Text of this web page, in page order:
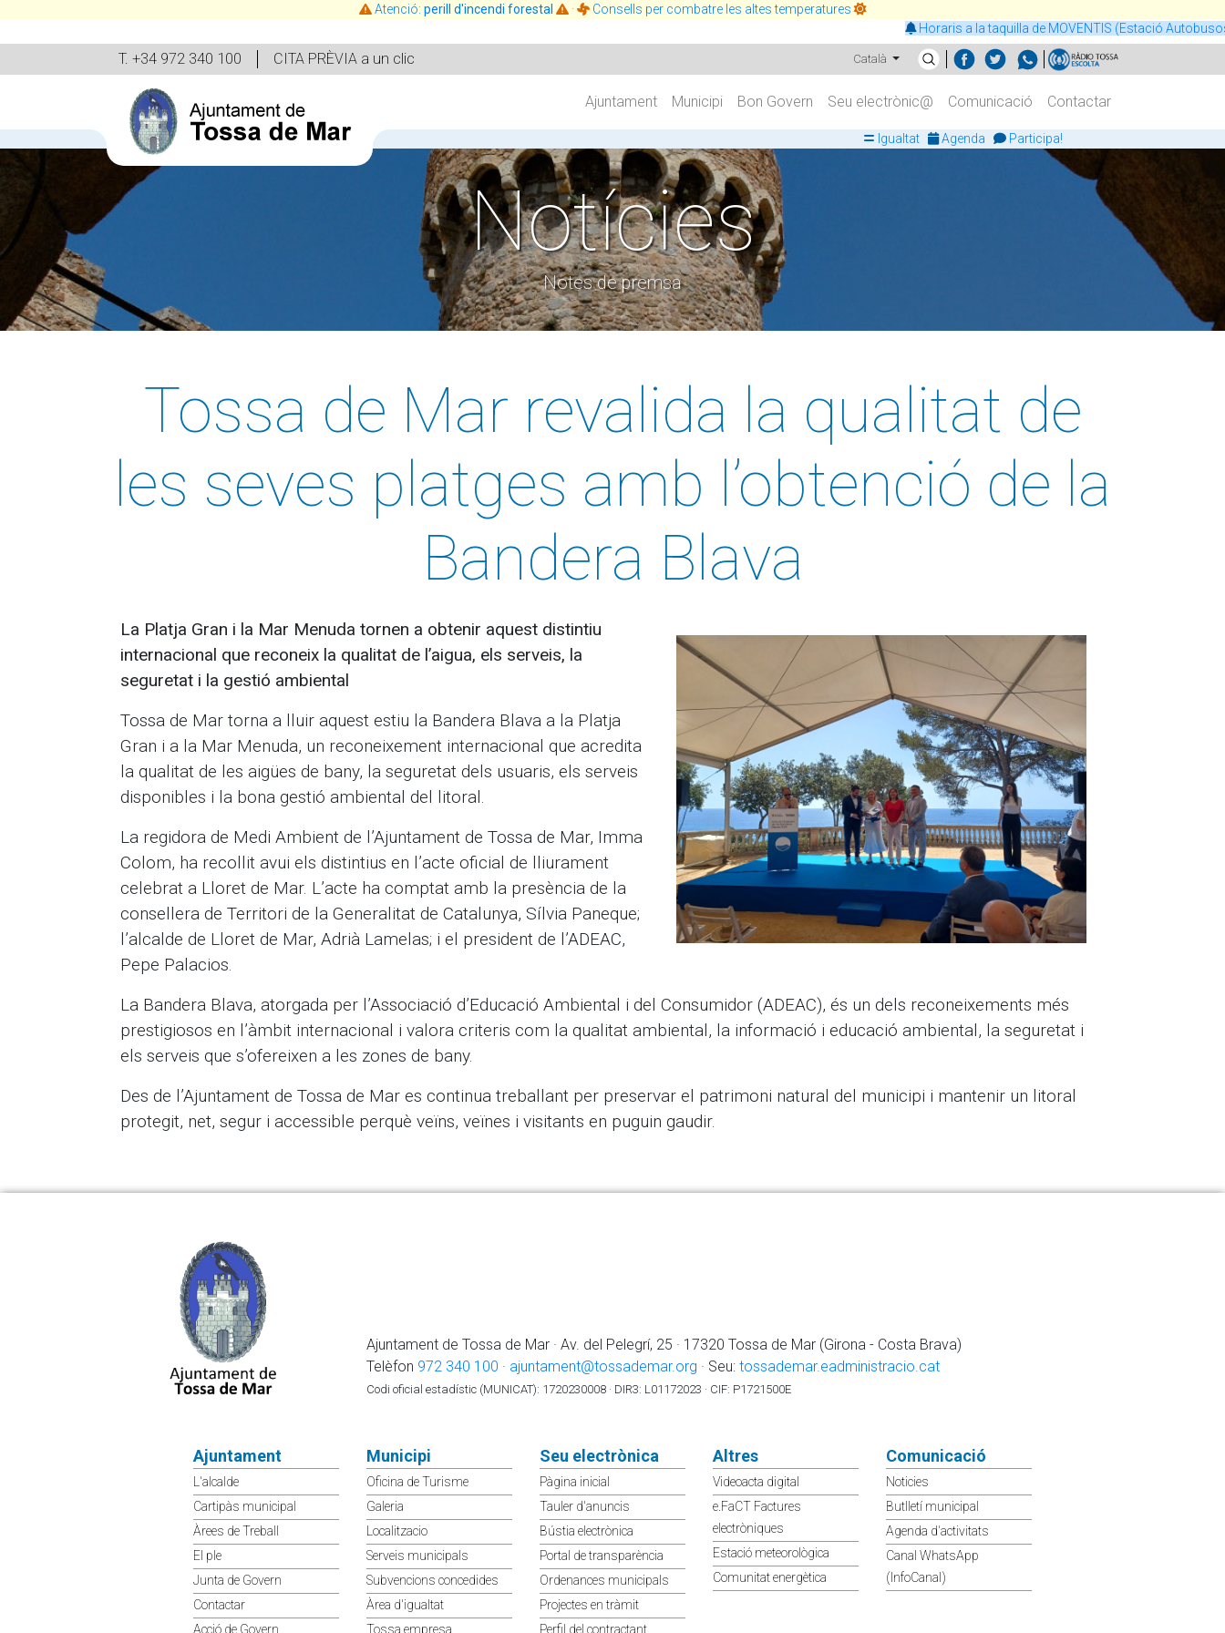
Atenció: perill d'incendi forestal ·
Consells per combatre les altes temperatures
Horaris a la taquilla de MOVENTIS (Estació Autobusos de
T. +34 972 340 100 CITA PRÈVIA a un clic Català
Ajuntament Municipi Bon Govern Seu electrònic@ Comunicació Contactar
Igualtat Agenda Participa!
Notícies
Notes de premsa
Tossa de Mar revalida la qualitat de
les seves platges amb l’obtenció de la
Bandera Blava
La Platja Gran i la Mar Menuda tornen a obtenir aquest distintiu
internacional que reconeix la qualitat de l’aigua, els serveis, la
seguretat i la gestió ambiental
Tossa de Mar torna a lluir aquest estiu la Bandera Blava a la Platja
Gran i a la Mar Menuda, un reconeixement internacional que acredita
la qualitat de les aigües de bany, la seguretat dels usuaris, els serveis
disponibles i la bona gestió ambiental del litoral.
La regidora de Medi Ambient de l’Ajuntament de Tossa de Mar, Imma
Colom, ha recollit avui els distintius en l’acte oficial de lliurament
celebrat a Lloret de Mar. L’acte ha comptat amb la presència de la
consellera de Territori de la Generalitat de Catalunya, Sílvia Paneque;
l’alcalde de Lloret de Mar, Adrià Lamelas; i el president de l’ADEAC,
Pepe Palacios.
La Bandera Blava, atorgada per l’Associació d’Educació Ambiental i del Consumidor (ADEAC), és un dels reconeixements més
prestigiosos en l’àmbit internacional i valora criteris com la qualitat ambiental, la informació i educació ambiental, la seguretat i
els serveis que s’ofereixen a les zones de bany.
Des de l’Ajuntament de Tossa de Mar es continua treballant per preservar el patrimoni natural del municipi i mantenir un litoral
protegit, net, segur i accessible perquè veïns, veïnes i visitants en puguin gaudir.
Ajuntament de Tossa de Mar · Av. del Pelegrí, 25 · 17320 Tossa de Mar (Girona - Costa Brava)
Telèfon 972 340 100 · ajuntament@tossademar.org · Seu: tossademar.eadministracio.cat
Codi oficial estadístic (MUNICAT): 1720230008 · DIR3: L01172023 · CIF: P1721500E
Ajuntament
L'alcalde
Cartipàs municipal
Àrees de Treball
El ple
Junta de Govern
Contactar
Acció de Govern
Municipi
Oficina de Turisme
Galeria
Localitzacio
Serveis municipals
Subvencions concedides
Àrea d'igualtat
Tossa empresa
Seu electrònica
Pàgina inicial
Tauler d'anuncis
Bústia electrònica
Portal de transparència
Ordenances municipals
Projectes en tràmit
Perfil del contractant
Altres
Videoacta digital
e.FaCT Factures
electròniques
Estació meteorològica
Comunitat energètica
Comunicació
Noticies
Butlletí municipal
Agenda d'activitats
Canal WhatsApp
(InfoCanal)